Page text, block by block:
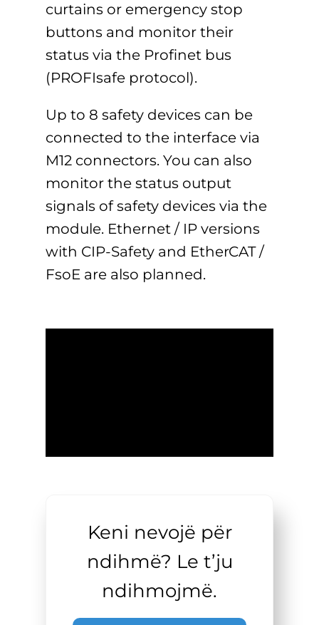
curtains or emergency stop
buttons and monitor their
status via the Profinet bus
(PROFIsafe protocol).
Up to 8 safety devices can be
connected to the interface via
M12 connectors. You can also
monitor the status output
signals of safety devices via the
module. Ethernet / IP versions
with CIP-Safety and EtherCAT /
FsoE are also planned.
Keni nevojë për
ndihmë? Le t’ju
ndihmojmë.